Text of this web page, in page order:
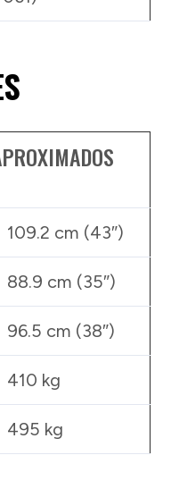
109.2 cm (43″)
88.9 cm (35″)
96.5 cm (38″)
410 kg
495 kg